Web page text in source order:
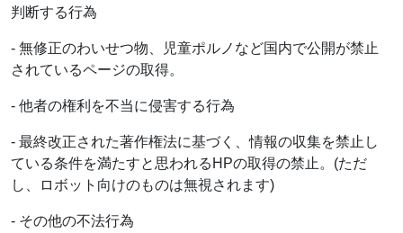
判断する行為
- 無修正のわいせつ物、児童ポルノなど国内で公開が禁止
されているページの取得。
- 他者の権利を不当に侵害する行為
- 最終改正された著作権法に基づく、情報の収集を禁止し
ている条件を満たすと思われるHPの取得の禁止。(ただ
し、ロボット向けのものは無視されます)
- その他の不法行為